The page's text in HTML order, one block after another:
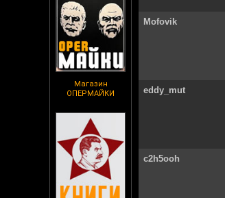
Магазин
ОПЕРМАЙКИ
Mofovik
eddy_mut
c2h5ooh